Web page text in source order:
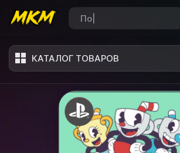
КАТАЛОГ ТОВАРОВ